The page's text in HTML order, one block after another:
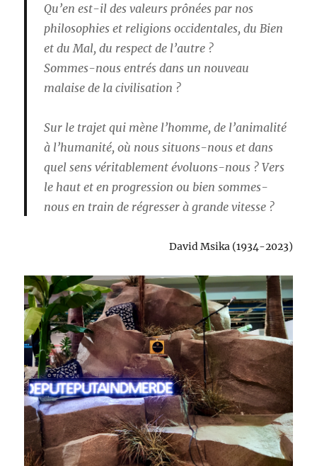
Qu’en est-il des valeurs prônées par nos
philosophies et religions occidentales, du Bien
et du Mal, du respect de l’autre ?
Sommes-nous entrés dans un nouveau
malaise de la civilisation ?
Sur le trajet qui mène l’homme, de l’animalité
à l’humanité, où nous situons-nous et dans
quel sens véritablement évoluons-nous ? Vers
le haut et en progression ou bien sommes-
nous en train de régresser à grande vitesse ?
David Msika (1934-2023)